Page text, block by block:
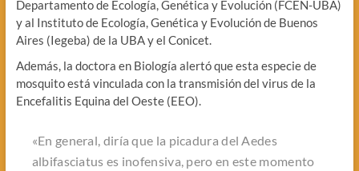
Departamento de Ecología, Genética y Evolución (FCEN-UBA)
y al Instituto de Ecología, Genética y Evolución de Buenos
Aires (Iegeba) de la UBA y el Conicet.
Además, la doctora en Biología alertó que esta especie de
mosquito está vinculada con la transmisión del virus de la
Encefalitis Equina del Oeste (EEO).
«En general, diría que la picadura del Aedes
albifasciatus es inofensiva, pero en este momento